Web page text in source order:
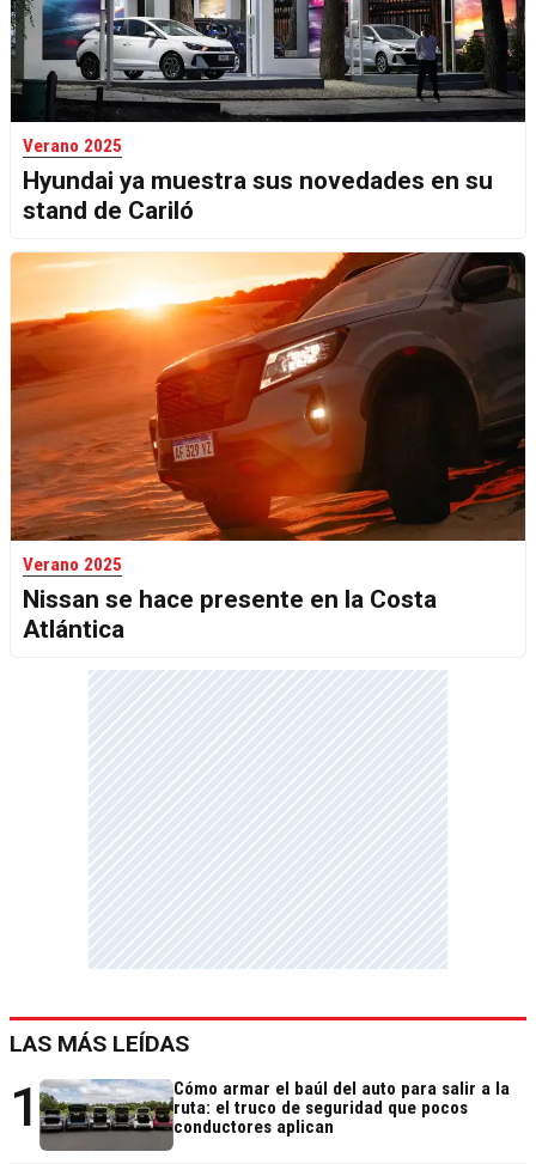
Verano 2025
Hyundai ya muestra sus novedades en su
stand de Cariló
Verano 2025
Nissan se hace presente en la Costa
Atlántica
LAS MÁS LEÍDAS
1
Cómo armar el baúl del auto para salir a la
ruta: el truco de seguridad que pocos
conductores aplican